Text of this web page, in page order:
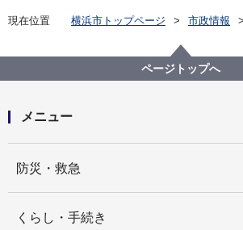
現在位置 横浜市トップページ
市政情報
若者向けワクチン接種センター、深
大規模接種における予約開始のお知
ページトップへ
メニュー
防災・救急
くらし・手続き